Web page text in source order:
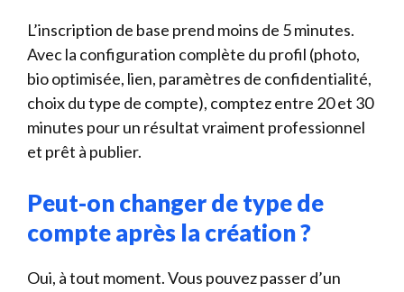
L’inscription de base prend moins de 5 minutes.
Avec la configuration complète du profil (photo,
bio optimisée, lien, paramètres de confidentialité,
choix du type de compte), comptez entre 20 et 30
minutes pour un résultat vraiment professionnel
et prêt à publier.
Peut-on changer de type de
compte après la création ?
Oui, à tout moment. Vous pouvez passer d’un